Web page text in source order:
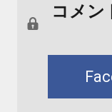
コメン